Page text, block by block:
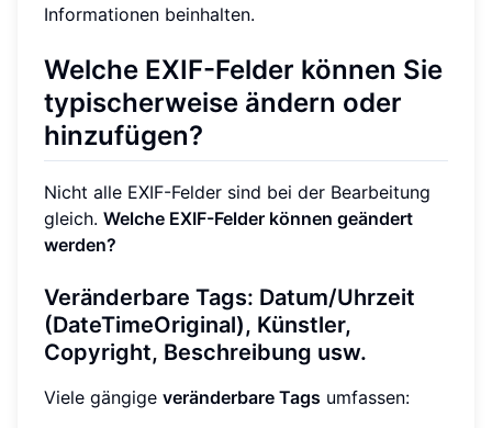
Informationen beinhalten.
Welche EXIF-Felder können Sie
typischerweise ändern oder
hinzufügen?
Nicht alle EXIF-Felder sind bei der Bearbeitung
gleich. Welche EXIF-Felder können geändert
werden?
Veränderbare Tags: Datum/Uhrzeit
(DateTimeOriginal), Künstler,
Copyright, Beschreibung usw.
Viele gängige veränderbare Tags umfassen: